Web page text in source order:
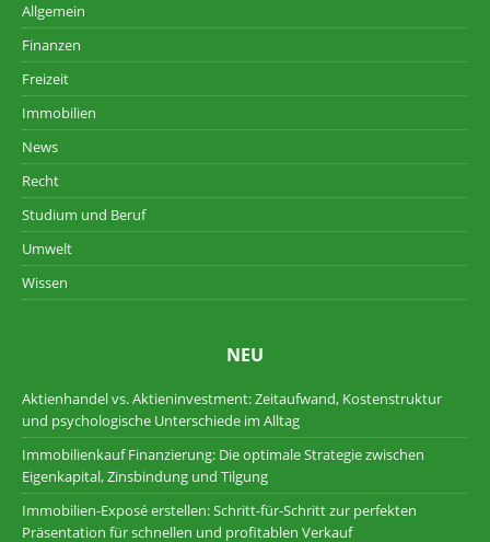
Allgemein
Finanzen
Freizeit
Immobilien
News
Recht
Studium und Beruf
Umwelt
Wissen
NEU
Aktienhandel vs. Aktieninvestment: Zeitaufwand, Kostenstruktur
und psychologische Unterschiede im Alltag
Immobilienkauf Finanzierung: Die optimale Strategie zwischen
Eigenkapital, Zinsbindung und Tilgung
Immobilien-Exposé erstellen: Schritt-für-Schritt zur perfekten
Präsentation für schnellen und profitablen Verkauf